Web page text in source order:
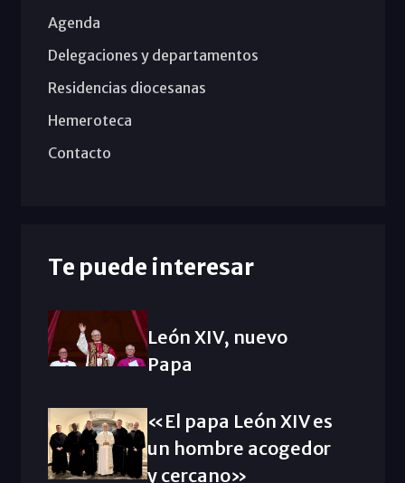
Agenda
Delegaciones y departamentos
Residencias diocesanas
Hemeroteca
Contacto
Te puede interesar
León XIV, nuevo
Papa
«El papa León XIV es
un hombre acogedor
y cercano»